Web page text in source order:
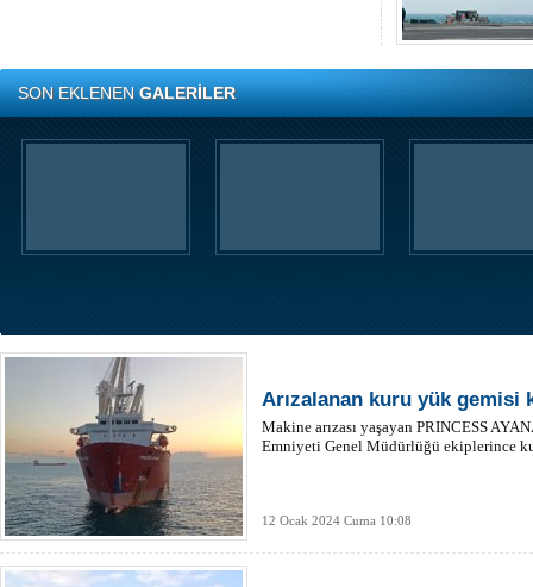
SON EKLENENGALERİLER
Arızalanan kuru yük gemisi
Makine arızası yaşayan PRINCESS
Emniyeti Genel Müdürlüğü ekiplerince
12 Ocak 2024 Cuma 10:08